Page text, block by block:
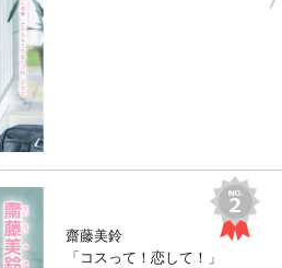
齋藤美鈴
「コスって！恋して！」